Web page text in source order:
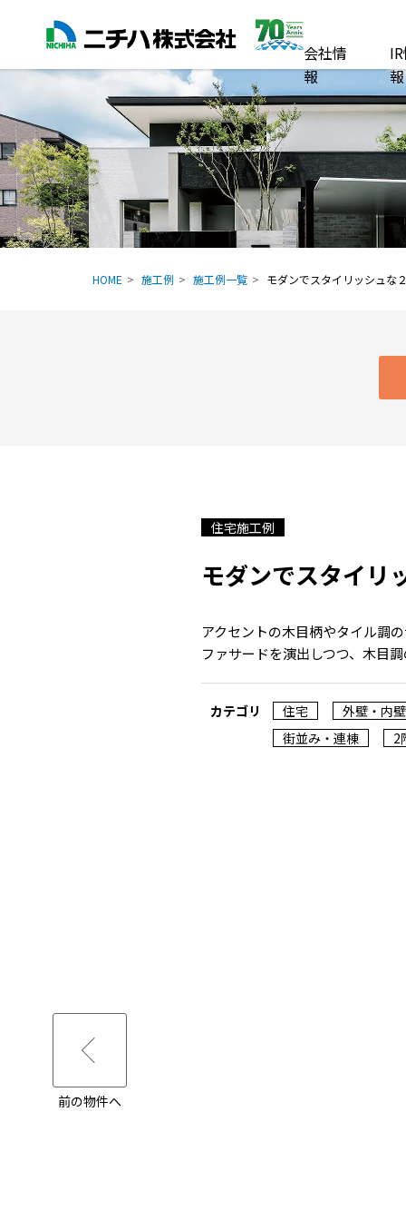
会社情
報
報
HOME 施工例 施工例一覧 モダンでスタイリッシュな
住宅施工例
モダンでスタイリ
アクセントの木目柄やタイル調
ファサードを演出しつつ、木目
カテゴリ 住宅
外壁・内壁
街並み・連棟
2
前の物件へ